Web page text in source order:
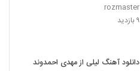
rozmaster
۹ بازدید
دانلود آهنگ لیلی از مهدی احمدوند